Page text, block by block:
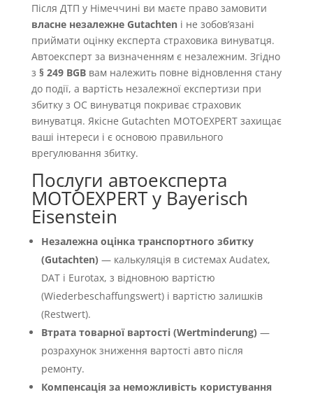
Після ДТП у Німеччині ви маєте право замовити
власне незалежне Gutachtenі не зобовʼязані
приймати оцінку експерта страховика винуватця.
Автоексперт за визначенням є незалежним. Згідно
з § 249 BGBвам належить повне відновлення стану
до події, а вартість незалежної експертизи при
збитку з OC винуватця покриває страховик
винуватця. Якісне Gutachten MOTOEXPERT захищає
ваші інтереси і є основою правильного
врегулювання збитку.
Послуги автоексперта
MOTOEXPERT у Bayerisch
Eisenstein
Незалежна оцінка транспортного збитку
(Gutachten) — калькуляція в системах Audatex,
DAT і Eurotax, з відновною вартістю
(Wiederbeschaffungswert) і вартістю залишків
(Restwert).
Втрата товарної вартості (Wertminderung) —
розрахунок зниження вартості авто після
ремонту.
Компенсація за неможливість користування